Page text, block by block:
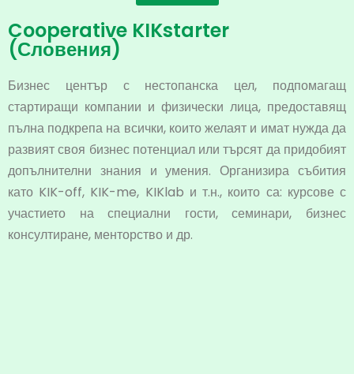
Cooperative KIKstarter
(Словения)
Бизнес център с нестопанска цел, подпомагащ
стартиращи компании и физически лица, предоставящ
пълна подкрепа на всички, които желаят и имат нужда да
развият своя бизнес потенциал или търсят да придобият
допълнителни знания и умения. Организира събития
като KIK-off, KIK-me, KIKlab и т.н., които са: курсове с
участието на специални гости, семинари, бизнес
консултиране, менторство и др.